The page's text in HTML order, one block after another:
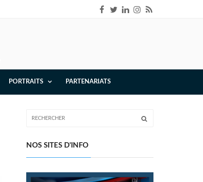
PORTRAITS PARTENARIATS
NOS SITES D'INFO